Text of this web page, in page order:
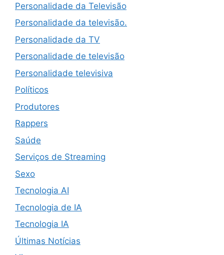
Personalidade da Televisão
Personalidade da televisão.
Personalidade da TV
Personalidade de televisão
Personalidade televisiva
Políticos
Produtores
Rappers
Saúde
Serviços de Streaming
Sexo
Tecnologia AI
Tecnologia de IA
Tecnologia IA
Últimas Notícias